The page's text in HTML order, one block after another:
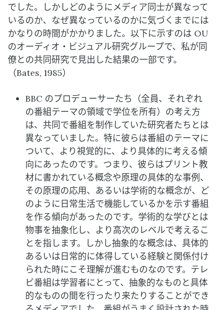
でした。しかしどのようにメディア同士が異なって
いるのか、なぜ異なっているのかに気づくまでには
かなりの時間がかかりました。以下に示すのは OU
のオーディオ・ビジュアル研究グループで、私が同
僚との共同研究で見出した結果の一部です。
（Bates, 1985）
BBC のプロデューサーたち（全員、それぞれ
の番組テーマの領域で学位を所有）の考え方
は、共同で番組を制作していた研究者たちとは
異なっていました。特に彼らは番組のテーマに
ついて、より視覚的に、より具体的に考える傾
向にあったのです。つまり、彼らはプリント教
材に書かれている概念や原理の具体的な事例、
その原理の応用、あるいは学術的な概念が、ど
のように日常生活で機能しているかを示す番組
を作る傾向があったのです。学術的な学びとは
物事を抽象化し、より高次のレベルで考えるこ
とを指します。しかし抽象的な概念は、具体的
あるいは日常的に体得している経験と関係付け
られた時にこそ理解が進むものなのです。テレ
ビ番組は学習者にとって、抽象的なものと具体
的なものの間を行ったり来たりすることができ